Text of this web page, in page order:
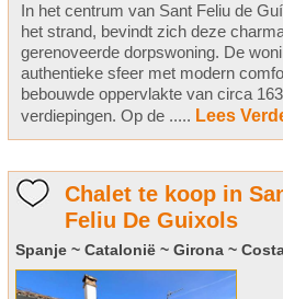
In het centrum van Sant Feliu de
het strand, bevindt zich deze
gerenoveerde dorpswoning. De
authentieke sfeer met modern
bebouwde oppervlakte van circa
verdiepingen. Op de ..... Lees
Chalet te koop in
Feliu De Guixols
Spanje ~ Catalonië ~ Girona ~